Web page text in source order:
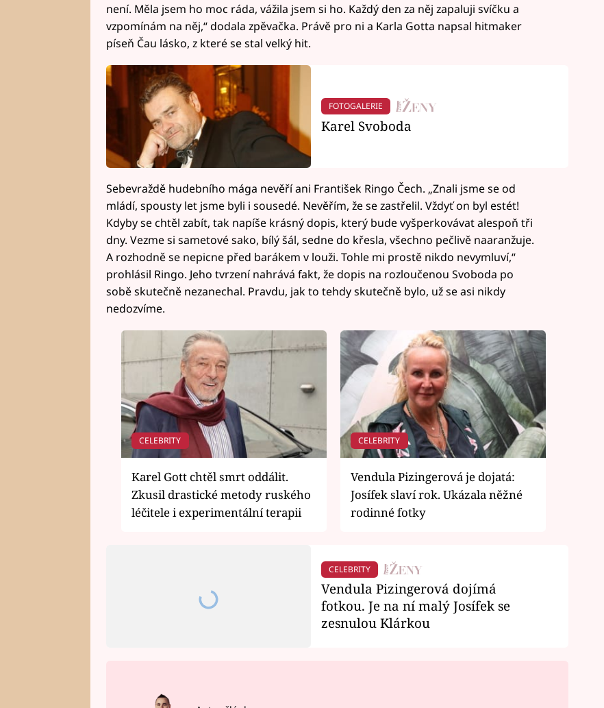
není. Měla jsem ho moc ráda, vážila jsem si ho. Každý den za něj zapaluji svíčku a
vzpomínám na něj,“ dodala zpěvačka. Právě pro ni a Karla Gotta napsal hitmaker
píseň Čau lásko, z které se stal velký hit.
FOTOGALERIE
Karel Svoboda
Sebevraždě hudebního mága nevěří ani František Ringo Čech. „Znali jsme se od
mládí, spousty let jsme byli i sousedé. Nevěřím, že se zastřelil. Vždyť on byl estét!
Kdyby se chtěl zabít, tak napíše krásný dopis, který bude vyšperkovávat alespoň tři
dny. Vezme si sametové sako, bílý šál, sedne do křesla, všechno pečlivě naaranžuje.
A rozhodně se nepicne před barákem v louži. Tohle mi prostě nikdo nevymluví,“
prohlásil Ringo. Jeho tvrzení nahrává fakt, že dopis na rozloučenou Svoboda po
sobě skutečně nezanechal. Pravdu, jak to tehdy skutečně bylo, už se asi nikdy
nedozvíme.
CELEBRITY
Karel Gott chtěl smrt oddálit.
Zkusil drastické metody ruského
léčitele i experimentální terapii
CELEBRITY
Vendula Pizingerová je dojatá:
Josífek slaví rok. Ukázala něžné
rodinné fotky
CELEBRITY
Vendula Pizingerová dojímá
fotkou. Je na ní malý Josífek se
zesnulou Klárkou